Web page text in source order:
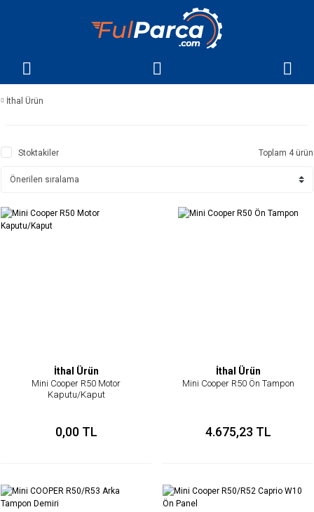
İthal Ürün
Stoktakiler Toplam 4 ürün
İthal Ürün
Mini Cooper R50 Motor
Kaputu/Kaput
0,00 TL
İthal Ürün
Mini Cooper R50 Ön Tampon
4.675,23 TL